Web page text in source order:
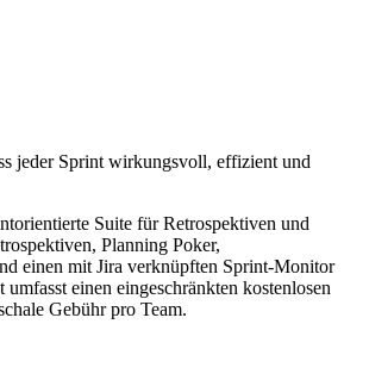
jeder Sprint wirkungsvoll, effizient und
Suite für Retrospektiven und
Planning Poker,
einen mit Jira verknüpften Sprint-Monitor
einen eingeschränkten kostenlosen
Gebühr pro Team.